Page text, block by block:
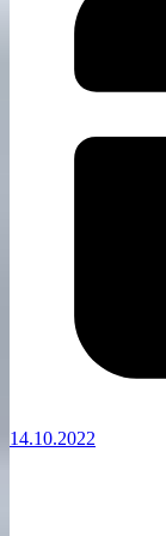
14.10.2022